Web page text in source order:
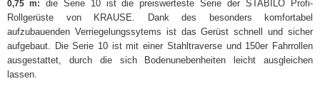
0,75 m:
die Serie 10 ist die preiswerteste Serie der STABILO Profi-
Rollgerüste von KRAUSE. Dank des besonders komfortabel
aufzubauenden Verriegelungssytems ist das Gerüst schnell und sicher
aufgebaut. Die Serie 10 ist mit einer Stahltraverse und 150er Fahrrollen
ausgestattet, durch die sich Bodenunebenheiten leicht ausgleichen
lassen.